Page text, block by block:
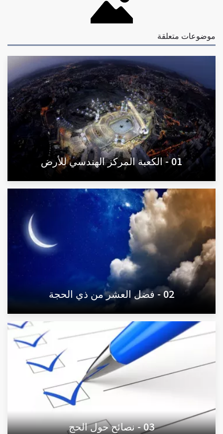
موضوعات متعلقة
01 - الكعبة المركز الهندسي للأرض
02 - فضل العشر من ذي الحجة
03 - نصائح حول الحج